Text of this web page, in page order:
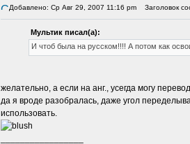
Добавлено: Ср Авг 29, 2007 11:16 pm Заголовок
Мультик писал(а):
И чтоб была на русском!!!! А потом как
желательно, а если на анг., усегда могу
да я вроде разобралась, даже угол
использовать.